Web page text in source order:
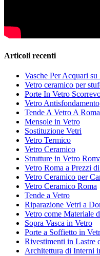
Articoli recenti
Vasche Per Acquari su
Vetro ceramico per
Porte In Vetro
Vetro Antisfondamento
Tende A Vetro A Roma
Mensole in Vetro
Sostituzione Vetri
Vetro Termico
Vetro Ceramico
Strutture in Vetro
Vetro Roma a Prezzi
Vetro Ceramico per
Vetro Ceramico Roma
Tende a Vetro
Riparazione Vetri a
Vetro come Materiale
Sopra Vasca in Vetro
Porte a Soffietto in
Rivestimenti in Lastre
Architettura di Interni